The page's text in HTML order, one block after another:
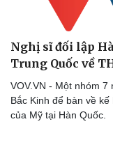
Nghị sĩ đối lập
Trung Quốc về
VOV.VN - Một nhóm
Bắc Kinh để bàn về
của Mỹ tại Hàn Quốc.